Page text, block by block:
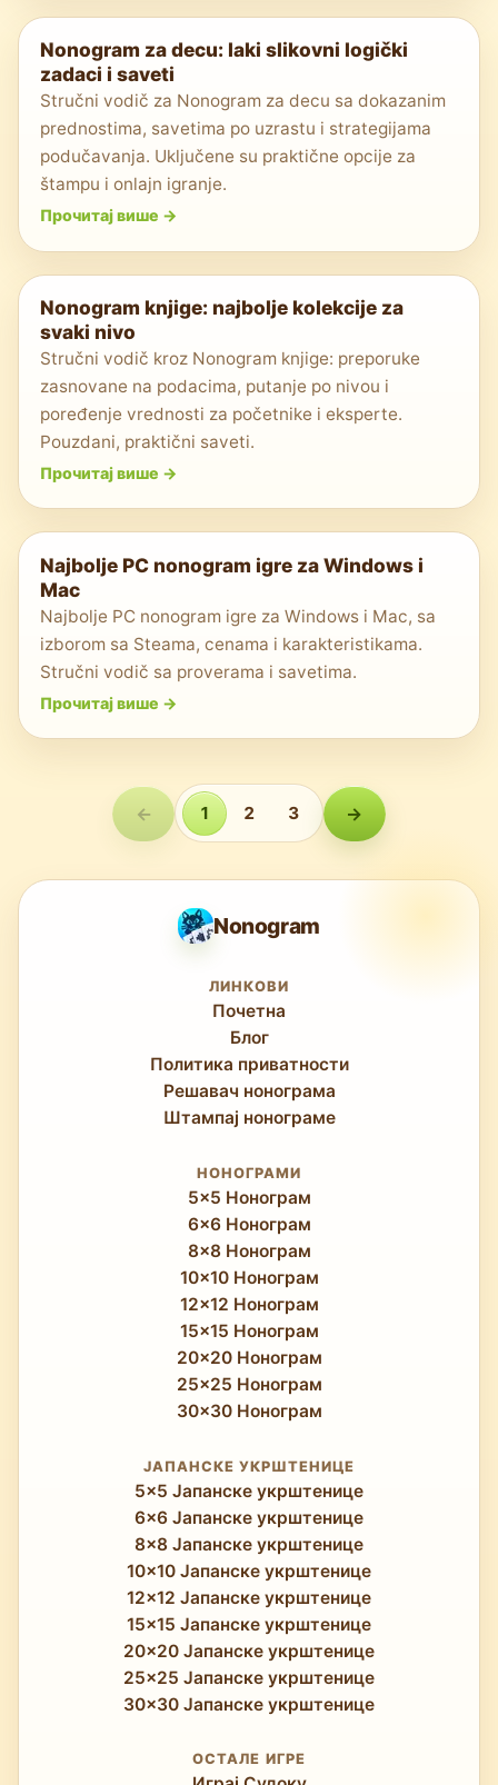
Nonogram za decu: laki slikovni logički
zadaci i saveti
Stručni vodič za Nonogram za decu sa dokazanim
prednostima, savetima po uzrastu i strategijama
podučavanja. Uključene su praktične opcije za
štampu i onlajn igranje.
Прочитај више ->
Nonogram knjige: najbolje kolekcije za
svaki nivo
Stručni vodič kroz Nonogram knjige: preporuke
zasnovane na podacima, putanje po nivou i
poređenje vrednosti za početnike i eksperte.
Pouzdani, praktični saveti.
Прочитај више ->
Najbolje PC nonogram igre za Windows i
Mac
Najbolje PC nonogram igre za Windows i Mac, sa
izborom sa Steama, cenama i karakteristikama.
Stručni vodič sa proverama i savetima.
Прочитај више ->
← 1 2 3 →
Nonogram
ЛИНКОВИ
Почетна
Блог
Политика приватности
Решавач нонограма
Штампај нонограме
НОНОГРАМИ
5x5 Нонограм
6x6 Нонограм
8x8 Нонограм
10x10 Нонограм
12x12 Нонограм
15x15 Нонограм
20x20 Нонограм
25x25 Нонограм
30x30 Нонограм
ЈАПАНСКЕ УКРШТЕНИЦЕ
5x5 Јапанске укрштенице
6x6 Јапанске укрштенице
8x8 Јапанске укрштенице
10x10 Јапанске укрштенице
12x12 Јапанске укрштенице
15x15 Јапанске укрштенице
20x20 Јапанске укрштенице
25x25 Јапанске укрштенице
30x30 Јапанске укрштенице
ОСТАЛЕ ИГРЕ